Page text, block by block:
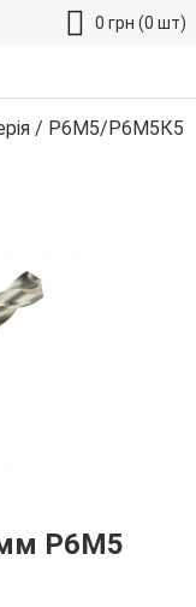
0 грн (0 шт)
/ Р6М5/Р6М5К5
мм Р6М5